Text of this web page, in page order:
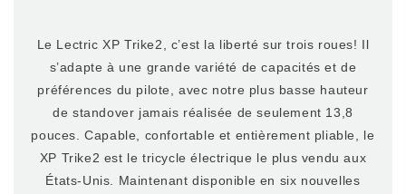
Le Lectric XP Trike2, c’est la liberté sur trois roues! Il
s’adapte à une grande variété de capacités et de
préférences du pilote, avec notre plus basse hauteur
de standover jamais réalisée de seulement 13,8
pouces. Capable, confortable et entièrement pliable, le
XP Trike2 est le tricycle électrique le plus vendu aux
États-Unis. Maintenant disponible en six nouvelles